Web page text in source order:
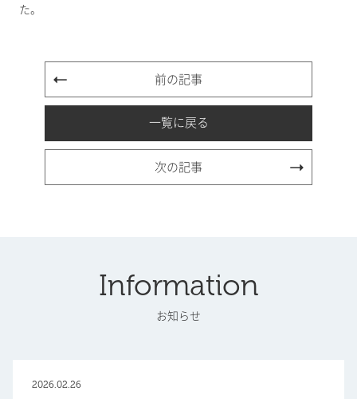
た。
前の記事
一覧に戻る
次の記事
Information
お知らせ
2026.02.26